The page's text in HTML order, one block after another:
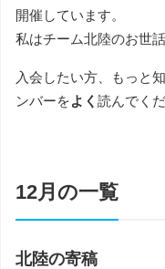
開催しています。
私はチーム北陸のお世
入会したい方、もっと
ンバーをよく 読んでくだ
12月の一覧
北陸の寄稿